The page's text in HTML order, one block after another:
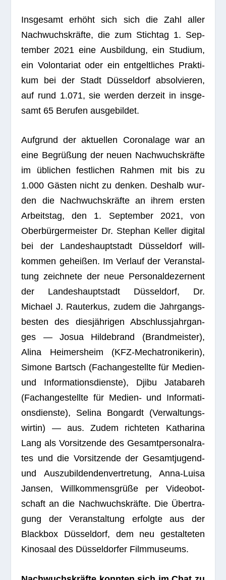
Ins­ge­samt erhöht sich sich die Zahl aller
Nach­wuchs­kräfte, die zum Stich­tag 1. Sep­
tem­ber 2021 eine Aus­bil­dung, ein Stu­dium,
ein Volon­ta­riat oder ein ent­gelt­li­ches Prak­ti­
kum bei der Stadt Düs­sel­dorf absol­vie­ren,
auf rund 1.071, sie wer­den der­zeit in ins­ge­
samt 65 Beru­fen ausgebildet.
Auf­grund der aktu­el­len Coro­nalage war an
eine Begrü­ßung der neuen Nach­wuchs­kräfte
im übli­chen fest­li­chen Rah­men mit bis zu
1.000 Gäs­ten nicht zu den­ken. Des­halb wur­
den die Nach­wuchs­kräfte an ihrem ers­ten
Arbeits­tag, den 1. Sep­tem­ber 2021, von
Ober­bür­ger­meis­ter Dr. Ste­phan Kel­ler digi­tal
bei der Lan­des­haupt­stadt Düs­sel­dorf will­
kom­men gehei­ßen. Im Ver­lauf der Ver­an­stal­
tung zeich­nete der neue Per­so­nal­de­zer­nent
der Lan­des­haupt­stadt Düs­sel­dorf, Dr.
Michael J. Rau­ter­kus, zudem die Jahr­gangs­
bes­ten des dies­jäh­ri­gen Abschluss­jahr­gan­
ges — Josua Hil­de­brand (Brand­meis­ter),
Alina Hei­mers­heim (KFZ-Mecha­tro­ni­ke­rin),
Simone Bartsch (Fach­an­ge­stellte für Medien-
und Infor­ma­ti­ons­dienste), Djibu Jata­bareh
(Fach­an­ge­stellte für Medien- und Infor­ma­ti­
ons­dienste), Selina Bon­gardt (Ver­wal­tungs­
wir­tin) — aus. Zudem rich­te­ten Katha­rina
Lang als Vor­sit­zende des Gesamt­per­so­nal­ra­
tes und die Vor­sit­zende der Gesamt­ju­gend-
und Aus­zu­bil­den­den­ver­tre­tung, Anna-Luisa
Jan­sen, Will­kom­mens­grüße per Video­bot­
schaft an die Nach­wuchs­kräfte. Die Über­tra­
gung der Ver­an­stal­tung erfolgte aus der
Black­box Düs­sel­dorf, dem neu gestal­te­ten
Kino­saal des Düs­sel­dor­fer Filmmuseums.